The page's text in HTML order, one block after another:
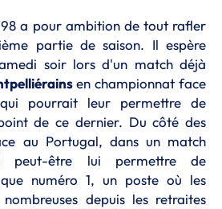
a pour ambition de tout rafler
partie de saison. Il espère
soir lors d'un match déjà
en championnat face
pourrait leur permettre de
de ce dernier. Du côté des
au Portugal, dans un match
peut-être lui permettre de
numéro 1, un poste où les
depuis les retraites